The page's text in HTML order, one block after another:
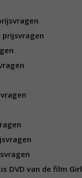
prijsvragen
DVD van de film Girl